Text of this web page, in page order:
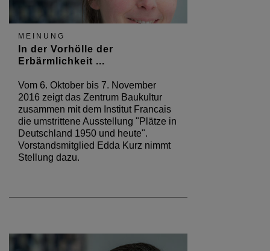
MEINUNG
In der Vorhölle der
Erbärmlichkeit ...
Vom 6. Oktober bis 7. November
2016 zeigt das Zentrum Baukultur
zusammen mit dem Institut Francais
die umstrittene Ausstellung "Plätze in
Deutschland 1950 und heute".
Vorstandsmitglied Edda Kurz nimmt
Stellung dazu.